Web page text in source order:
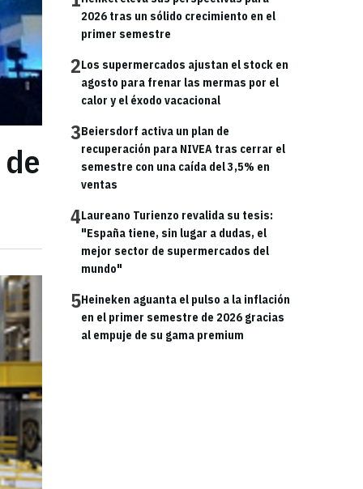
2026 tras un sólido crecimiento en el
primer semestre
2Los supermercados ajustan el stock en
agosto para frenar las mermas por el
calor y el éxodo vacacional
3Beiersdorf activa un plan de
recuperación para NIVEA tras cerrar el
semestre con una caída del 3,5% en
ventas
4Laureano Turienzo revalida su tesis:
"España tiene, sin lugar a dudas, el
mejor sector de supermercados del
mundo"
5Heineken aguanta el pulso a la inflación
en el primer semestre de 2026 gracias
al empuje de su gama premium